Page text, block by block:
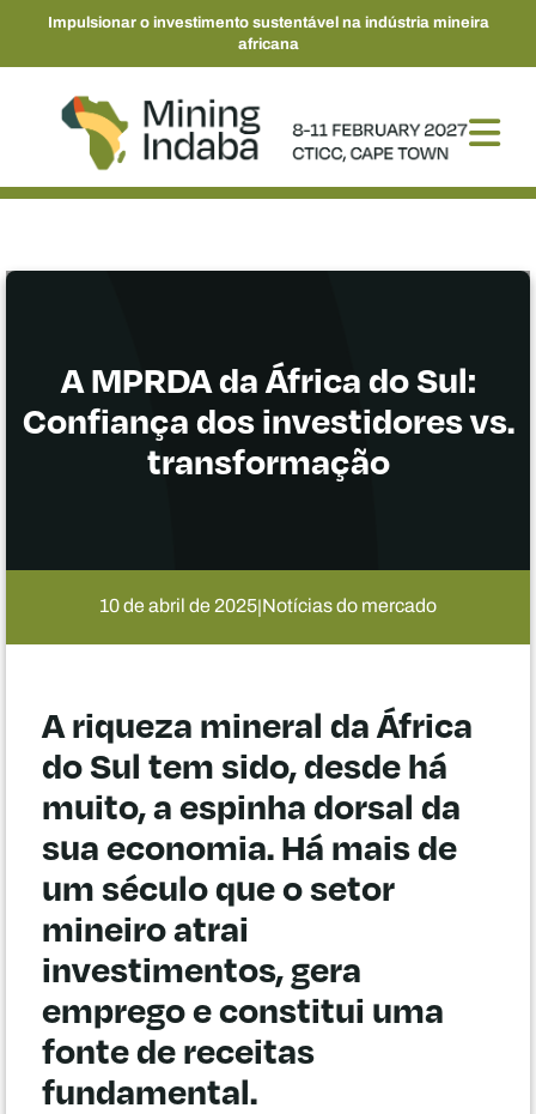
Impulsionar o investimento sustentável na indústria mineira
africana
A MPRDA da África do Sul:
Confiança dos investidores vs.
transformação
10 de abril de 2025|Notícias do mercado
A riqueza mineral da África
do Sul tem sido, desde há
muito, a espinha dorsal da
sua economia. Há mais de
um século que o setor
mineiro atrai
investimentos, gera
emprego e constitui uma
fonte de receitas
fundamental.